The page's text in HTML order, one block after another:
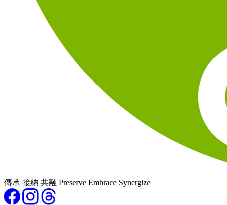
傳承 接納 共融 Preserve Embrace Synergize